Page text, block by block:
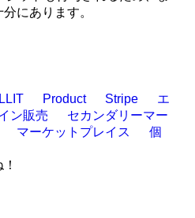
にあります。
Product Stripe
エ
ン販売
セカンダリーマー
マーケットプレイス
個